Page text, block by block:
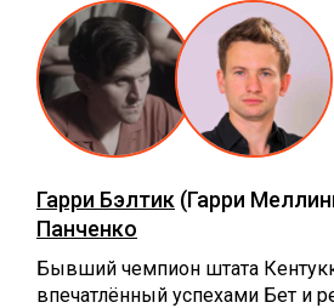
Гарри Бэлтик (Гарри
Панченко
Бывший чемпион штата
впечатлённый успехами Бет и